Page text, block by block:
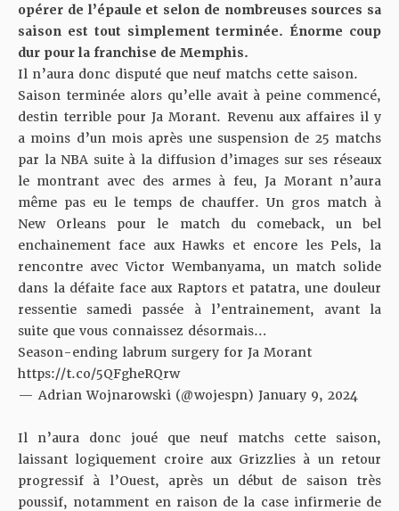
opérer de l’épaule et selon de nombreuses sources sa
saison est tout simplement terminée. Énorme coup
dur pour la franchise de Memphis.
Il n’aura donc disputé que neuf matchs cette saison.
Saison terminée alors qu’elle avait à peine commencé,
destin terrible pour Ja Morant. Revenu aux affaires il y
a moins d’un mois après une suspension de 25 matchs
par la NBA suite à la diffusion d’images sur ses réseaux
le montrant avec des armes à feu, Ja Morant n’aura
même pas eu le temps de chauffer. Un gros match à
New Orleans pour le match du comeback, un bel
enchainement face aux Hawks et encore les Pels, la
rencontre avec Victor Wembanyama, un match solide
dans la défaite face aux Raptors et patatra, une douleur
ressentie samedi passée à l’entrainement, avant la
suite que vous connaissez désormais…
Season-ending labrum surgery for Ja Morant
https://t.co/5QFgheRQrw
— Adrian Wojnarowski (@wojespn) January 9, 2024
Il n’aura donc joué que neuf matchs cette saison,
laissant logiquement croire aux Grizzlies à un retour
progressif à l’Ouest, après un début de saison très
poussif, notamment en raison de la case infirmerie de